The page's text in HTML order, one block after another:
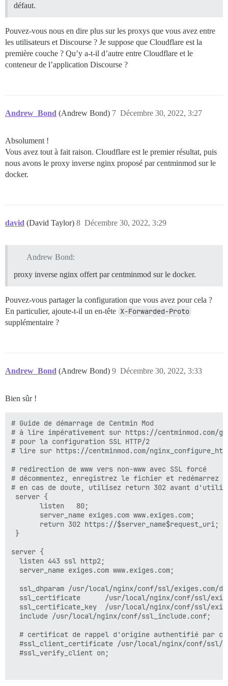
défaut.
Pouvez-vous nous en dire plus sur les proxys que vous avez entre
les utilisateurs et Discourse ? Je suppose que Cloudflare est la
première couche ? Qu’y a-t-il d’autre entre Cloudflare et le
conteneur de l’application Discourse ?
Andrew_Bond (Andrew Bond) Décembre 30, 2022, 3:27
7
Absolument !
Vous avez tout à fait raison. Cloudflare est le premier résultat, puis
nous avons le proxy inverse nginx proposé par centminmod sur le
docker.
david (David Taylor) Décembre 30, 2022, 3:29
8
Andrew Bond:
proxy inverse nginx offert par centminmod sur le docker.
Pouvez-vous partager la configuration que vous avez pour cela ?
En particulier, ajoute-t-il un en-tête X-Forwarded-Proto
supplémentaire ?
Andrew_Bond (Andrew Bond) Décembre 30, 2022, 3:33
9
Bien sûr !
# Guide de démarrage de Centmin Mod
# à lire impérativement sur https://centminmod.com/
# pour la configuration SSL HTTP/2
# lire sur https://centminmod.com/
# redirection de www vers non-www avec SSL forcé
# décommentez, enregistrez le fichier et redémarrez
# en cas de doute, utilisez return 302 avant
server {
       listen   80;
       server_name exiges.com www.exiges.com;
       return 302 https://$server_name$request_uri;
}
server {
  listen 443 ssl http2;
  server_name exiges.com www.exiges.com;
ssl_dhparam /usr/local/nginx/conf/ssl/exiges.com/
ssl_certificate      /usr/local/nginx/conf/ssl/
ssl_certificate_key  /usr/local/nginx/conf/ssl/
  include /usr/local/nginx/conf/ssl_include.conf;
# certificat de rappel d'origine authentifié par
#ssl_client_certificate /usr/local/nginx/conf/ssl/
  #ssl_verify_client on;